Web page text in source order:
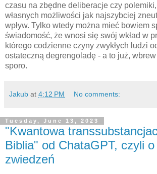
czasu na zbędne deliberacje czy
własnych możliwości jak najszybciej
wpływ. Tylko wtedy można mieć bowiem
świadomość, że wnosi się swój wkład w
którego codzienne czyny zwykłych ludzi
ostateczną degrengoladę - a to już, wbrew
sporo.
Jakub at 4:12 PM No comments:
Tuesday, June 13, 2023
"Kwantowa
Biblia" od ChataGPT, czyli
zwiedzeń